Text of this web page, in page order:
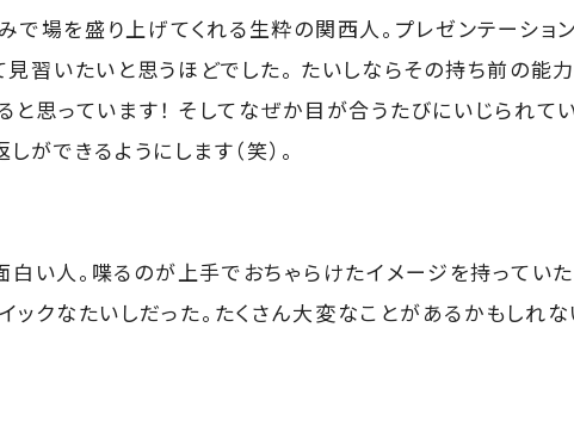
で場を盛り上げてくれる生粋の関西人。プレゼンテーショ
見習いたいと思うほどでした。 たいしならその持ち前の能力
と思っています！ そしてなぜか目が合うたびにいじられて
ができるようにします（笑）。
白い人。喋るのが上手でおちゃらけたイメージを持ってい
ックなたいしだった。たくさん大変なことがあるかもしれな